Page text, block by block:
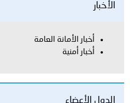
الأخبار
أخبار الأمانة العامة
أخبار أمنية
الدول الأعضاء